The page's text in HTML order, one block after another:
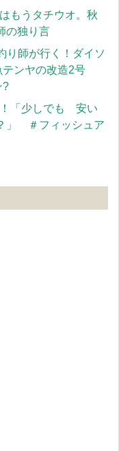
もうタチウオ。秋
の独り言
り師が行く！ダイソ
テンヤの改造2号
?
「少しでも 安い
」 ＃フィッシュア